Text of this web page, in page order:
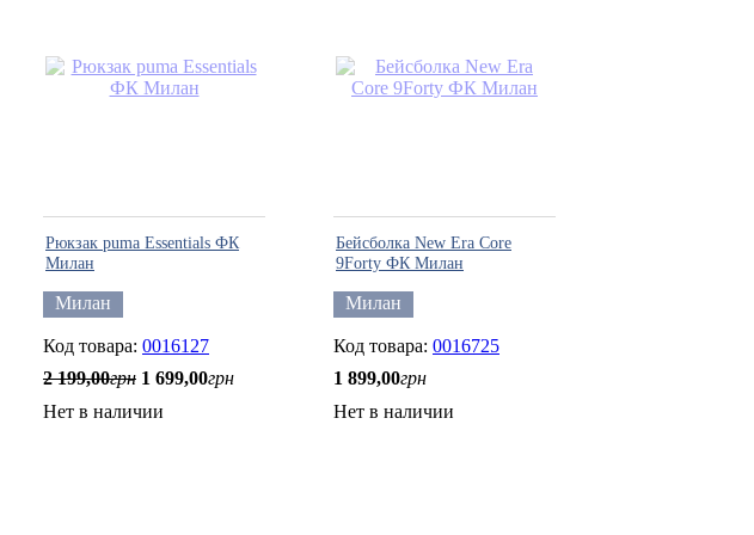
Рюкзак puma Essentials ФК
Милан
Милан
0016127
2 199,00грн 1 699,00грн
Нет в наличии
Бейсболка New Era Core
9Forty ФК Милан
Милан
0016725
1 899,00грн
Нет в наличии